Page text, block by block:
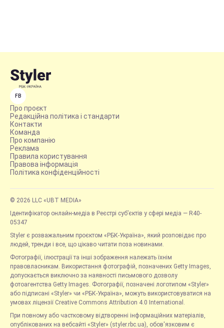
FB
Про проєкт
Редакційна політика і стандарти
Контакти
Команда
Про компанію
Реклама
Правила користування
Правова інформація
Політика конфіденційності
© 2026 LLC «UBT MEDIA»
Ідентифікатор онлайн-медіа в Реєстрі суб’єктів у сфері медіа — R40-
05347
Styler є розважальним проєктом «РБК-Україна», який розповідає про
людей, тренди і все, що цікаво читати поза новинами.
Фотографії, ілюстрації та інші зображення належать їхнім
правовласникам. Використання фотографій, позначених Getty Images,
допускається виключно за наявності письмового дозволу
фотоагентства Getty Images. Фотографії, позначені логотипом «Styler»
або підписані «Styler» чи «РБК-Україна», можуть використовуватися на
умовах ліцензії Creative Commons Attribution 4.0 International.
При повному або частковому відтворенні інформаційних матеріалів,
опублікованих на вебсайті «Styler» (styler.rbc.ua), обов'язковим є